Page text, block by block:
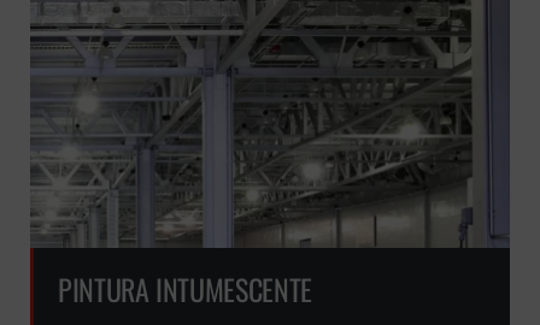
PINTURA INTUMESCENTE